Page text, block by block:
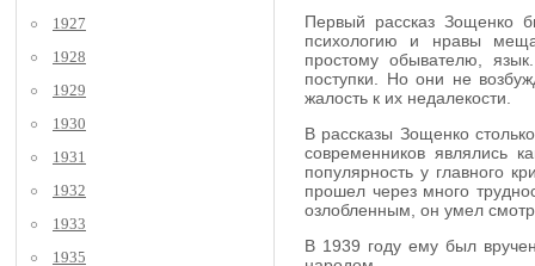
1927
1928
1929
1930
1931
1932
1933
1935
Первый рассказ Зощенко
психологию и нравы
простому обывателю,
поступки. Но они не
жалость к их недалекости.
В рассказы Зощенко
современников являлись
популярность у главного
прошел через много
озлобленным, он умел
В 1939 году ему был